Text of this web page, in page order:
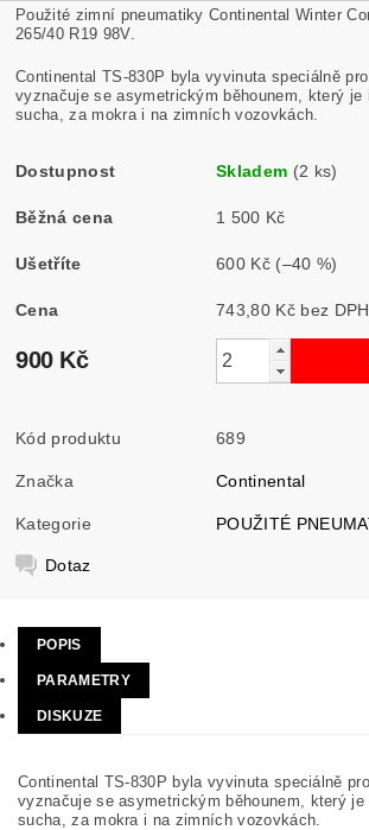
Použité zimní pneumatiky Continental Winter
265/40 R19 98V.
Continental TS-830P byla vyvinuta speciálně
vyznačuje se asymetrickým běhounem, který
sucha, za mokra i na zimních vozovkách.
Dostupnost Skladem (2 ks)
Běžná cena 1 500 Kč
Ušetříte 600 Kč (–40 %)
Cena 743,80 Kč bez DPH
900 Kč
Kód produktu 689
Značka Continental
Kategorie POUŽITÉ
Dotaz
POPIS
PARAMETRY
DISKUZE
Continental TS-830P byla vyvinuta speciálně
vyznačuje se asymetrickým běhounem, který
sucha, za mokra i na zimních vozovkách.